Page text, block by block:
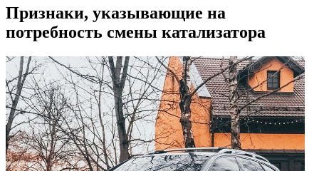
Признаки, указывающие на
потребность смены катализатора